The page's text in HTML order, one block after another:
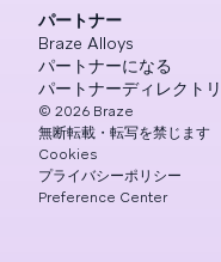
パートナー
Braze Alloys
パートナーになる
パートナーディレクトリ
© 2026 Braze
無断転載・転写を禁じます
Cookies
プライバシーポリシー
Preference Center